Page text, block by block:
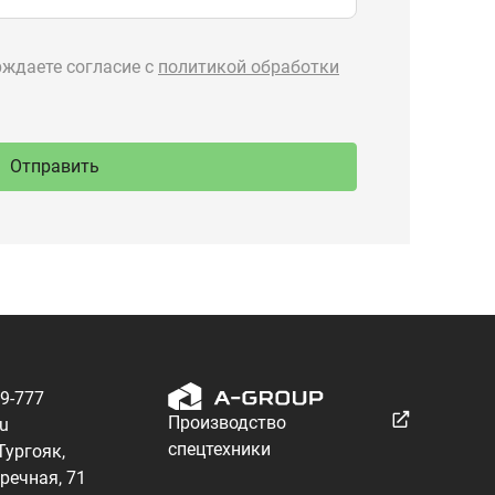
777
71
спецтехники
Разработка — ALGUS